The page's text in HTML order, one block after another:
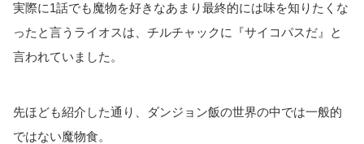
実際に1話でも魔物を好きなあまり最終的には味を知りたくな
ったと言うライオスは、チルチャックに『サイコパスだ』と
言われていました。
先ほども紹介した通り、ダンジョン飯の世界の中では一般的
ではない魔物食。